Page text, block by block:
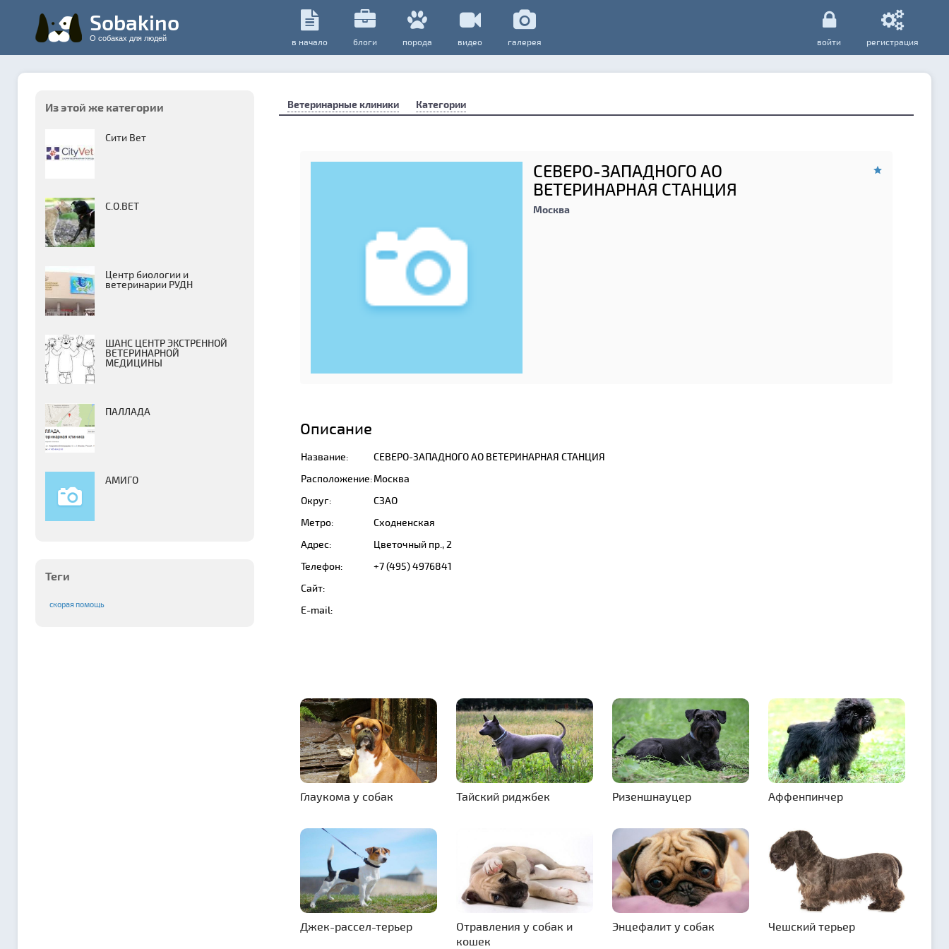
Sobakino
О собаках для людей в начало блоги порода видео галерея войти регистрация
Из этой же категории
Сити Вет
С.О.ВЕТ
Центр биологии и
ветеринарии РУДН
ШАНС ЦЕНТР ЭКСТРЕННОЙ
ВЕТЕРИНАРНОЙ
МЕДИЦИНЫ
ПАЛЛАДА
АМИГО
Теги
скорая помощь
Ветеринарные клиники Категории
СЕВЕРО-ЗАПАДНОГО АО
ВЕТЕРИНАРНАЯ СТАНЦИЯ
Москва
Описание
Название:
СЕВЕРО-ЗАПАДНОГО АО ВЕТЕРИНАРНАЯ СТАНЦИЯ
Расположение:Москва
Округ:
СЗАО
Метро:
Сходненская
Адрес:
Цветочный пр., 2
Телефон:
+7 (495) 4976841
Сайт:
E-mail:
Глаукома у собак Тайский риджбек Ризеншнауцер Аффенпинчер
Джек-рассел-терьер
Отравления у собак и
кошек
Энцефалит у собак Чешский терьер